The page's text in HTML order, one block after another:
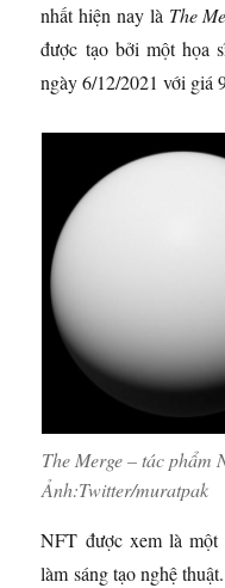
nhất hiện nay là The
được tạo bởi một họa
ngày 6/12/2021 với giá
The Merge – tác phẩm
Ảnh:Twitter/muratpak
NFT được xem là một
làm sáng tạo nghệ